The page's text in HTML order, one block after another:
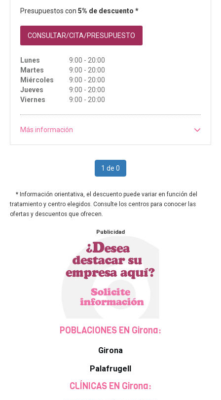
Presupuestos con 5% de descuento *
CONSULTAR/CITA/PRESUPUESTO
Lunes
9:00 - 20:00
Martes
9:00 - 20:00
Miércoles
9:00 - 20:00
Jueves
9:00 - 20:00
Viernes
9:00 - 20:00
Más información
1 de 0
* Información orientativa, el descuento puede variar en función del
tratamiento y centro elegidos. Consulte los centros para conocer las
ofertas y descuentos que ofrecen.
Publicidad
POBLACIONES EN Girona:
Girona
Palafrugell
CLÍNICAS EN Girona: